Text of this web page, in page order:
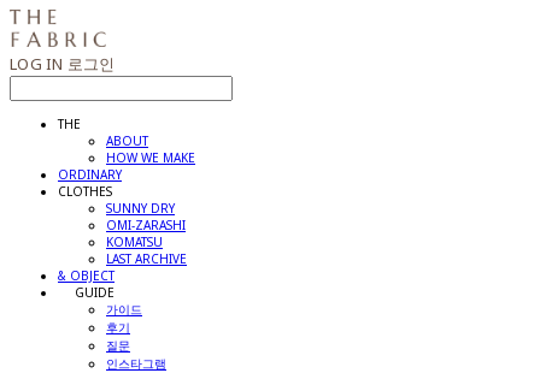
LOG IN 로그인
THE
ABOUT
HOW WE MAKE
ORDINARY
CLOTHES
SUNNY DRY
OMI-ZARASHI
KOMATSU
LAST ARCHIVE
& OBJECT
⠀⠀GUIDE
가이드
후기
질문
인스타그램